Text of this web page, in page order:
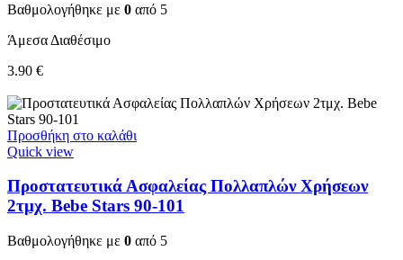
Βαθμολογήθηκε με 0 από 5
Άμεσα Διαθέσιμο
3.90 €
Προσθήκη στο καλάθι
Quick view
Προστατευτικά Ασφαλείας Πολλαπλών Χρήσεων
2τμχ. Bebe Stars 90-101
Βαθμολογήθηκε με 0 από 5